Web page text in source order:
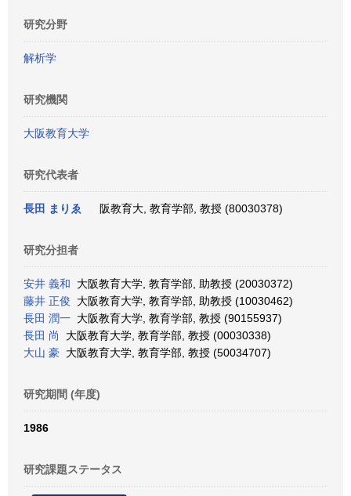
研究分野
解析学
研究機関
大阪教育大学
研究代表者
長田 まりゑ 阪教育大, 教育学部, 教授 (80030378)
研究分担者
安井 義和 大阪教育大学, 教育学部, 助教授 (20030372)
藤井 正俊 大阪教育大学, 教育学部, 助教授 (10030462)
長田 潤一 大阪教育大学, 教育学部, 教授 (90155937)
長田 尚
大阪教育大学, 教育学部, 教授 (00030338)
大山 豪 大阪教育大学, 教育学部, 教授 (50034707)
研究期間 (年度)
1986
研究課題ステータス